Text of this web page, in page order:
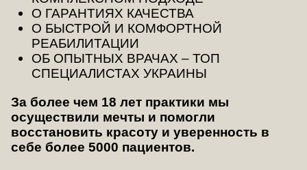
О ГАРАНТИЯХ КАЧЕСТВА
О БЫСТРОЙ И КОМФОРТНОЙ
РЕАБИЛИТАЦИИ
ОБ ОПЫТНЫХ ВРАЧАХ – ТОП
СПЕЦИАЛИСТАХ УКРАИНЫ
За более чем 18 лет практики мы
осуществили мечты и помогли
восстановить красоту и уверенность в
себе более 5000 пациентов.